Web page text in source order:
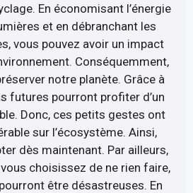
En économisant l’énergie
et en débranchant les
vous pouvez avoir un impact
Conséquemment,
notre planète. Grâce à
futures pourront profiter d’un
Donc, ces petits gestes ont
sur l’écosystème. Ainsi,
dès maintenant. Par ailleurs,
choisissez de ne rien faire,
être désastreuses. En